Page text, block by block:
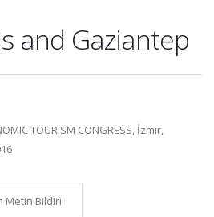
and Gaziantep
TOURISM CONGRESS, İzmir,
Metin Bildiri